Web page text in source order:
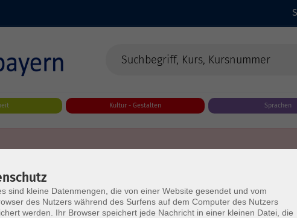
Kultur - Gestalten Sprachen
sind kleine Datenmengen, die von einer Website gesendet und vom
des Nutzers während des Surfens auf dem Computer des Nutzers
werden. Ihr Browser speichert jede Nachricht in einer kleinen Datei, die